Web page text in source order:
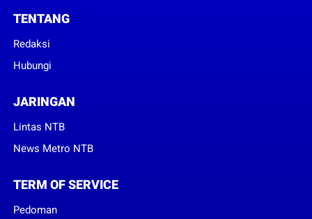
TENTANG
Redaksi
Hubungi
JARINGAN
Lintas NTB
News Metro NTB
TERM OF SERVICE
Pedoman